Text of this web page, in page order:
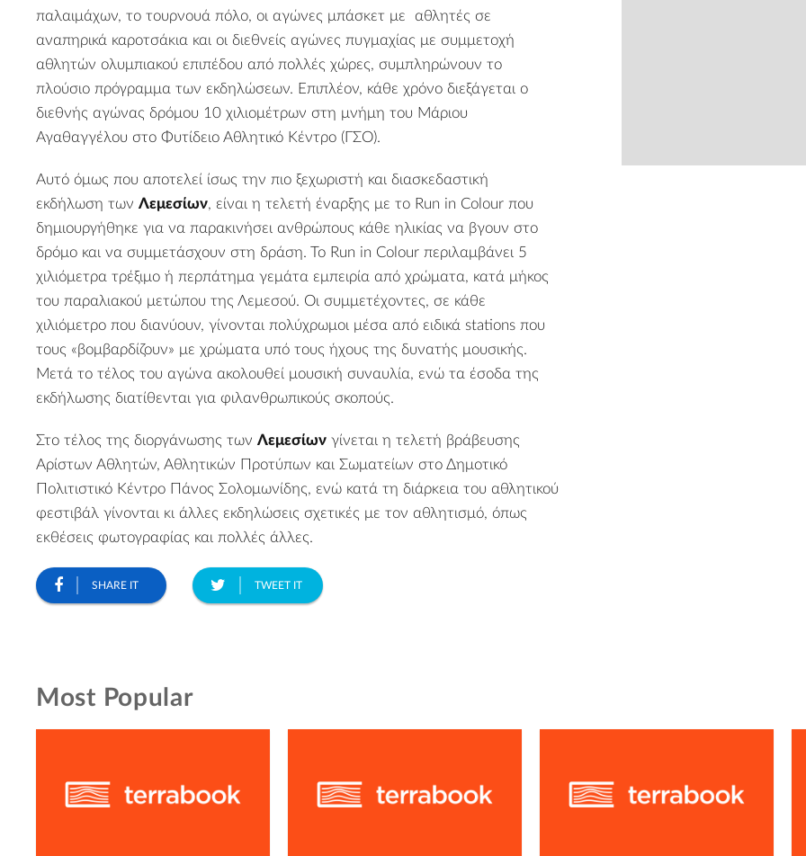
παλαιμάχων, το τουρνουά πόλο, οι αγώνες μπάσκετ με αθλητές σε
αναπηρικά καροτσάκια και οι διεθνείς αγώνες πυγμαχίας με συμμετοχή
αθλητών ολυμπιακού επιπέδου από πολλές χώρες, συμπληρώνουν το
πλούσιο πρόγραμμα των εκδηλώσεων. Επιπλέον, κάθε χρόνο διεξάγεται ο
διεθνής αγώνας δρόμου 10 χιλιομέτρων στη μνήμη του Μάριου
Αγαθαγγέλου στο Φυτίδειο Αθλητικό Κέντρο (ΓΣΟ).
Αυτό όμως που αποτελεί ίσως την πιο ξεχωριστή και διασκεδαστική
εκδήλωση των Λεμεσίων, είναι η τελετή έναρξης με το Run in Colour που
δημιουργήθηκε για να παρακινήσει ανθρώπους κάθε ηλικίας να βγουν στο
δρόμο και να συμμετάσχουν στη δράση. Το Run in Colour περιλαμβάνει 5
χιλιόμετρα τρέξιμο ή περπάτημα γεμάτα εμπειρία από χρώματα, κατά μήκος
του παραλιακού μετώπου της Λεμεσού. Οι συμμετέχοντες, σε κάθε
χιλιόμετρο που διανύουν, γίνονται πολύχρωμοι μέσα από ειδικά stations που
τους «βομβαρδίζουν» με χρώματα υπό τους ήχους της δυνατής μουσικής.
Μετά το τέλος του αγώνα ακολουθεί μουσική συναυλία, ενώ τα έσοδα της
εκδήλωσης διατίθενται για φιλανθρωπικούς σκοπούς.
Στο τέλος της διοργάνωσης των Λεμεσίων γίνεται η τελετή βράβευσης
Αρίστων Αθλητών, Αθλητικών Προτύπων και Σωματείων στο Δημοτικό
Πολιτιστικό Κέντρο Πάνος Σολομωνίδης, ενώ κατά τη διάρκεια του αθλητικού
φεστιβάλ γίνονται κι άλλες εκδηλώσεις σχετικές με τον αθλητισμό, όπως
εκθέσεις φωτογραφίας και πολλές άλλες.
SHARE IT TWEET IT
Most Popular